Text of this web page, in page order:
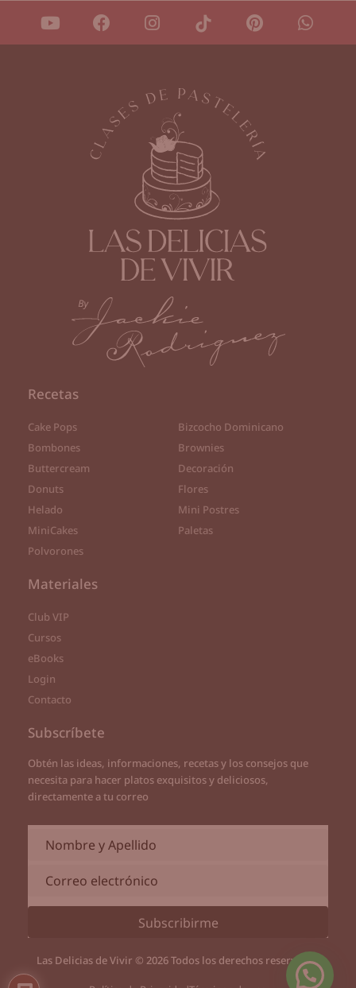
Recetas
Cake Pops
Bizcocho Dominicano
Bombones
Brownies
Buttercream
Decoración
Donuts
Flores
Helado
Mini Postres
MiniCakes
Paletas
Polvorones
Materiales
Club VIP
Cursos
eBooks
Login
Contacto
Subscríbete
Obtén las ideas, informaciones, recetas y los consejos que
necesita para hacer platos exquisitos y deliciosos,
directamente a tu correo
Subscribirme
Las Delicias de Vivir © 2026 Todos los derechos reservados